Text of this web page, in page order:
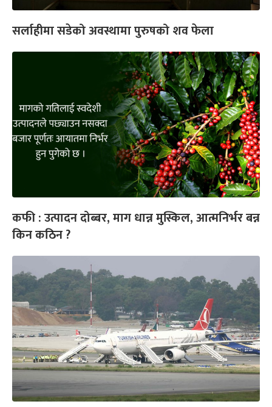
सर्लाहीमा सडेको अवस्थामा पुरुषको शव फेला
कफी : उत्पादन दोब्बर, माग धान्न मुस्किल, आत्मनिर्भर बन्न
किन कठिन ?